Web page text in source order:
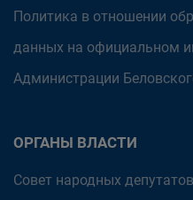
Политика в отношении
данных на официальном
Администрации
ОРГАНЫ ВЛАСТИ
Совет народных